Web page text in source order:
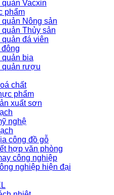
Vacxin
phẩm
Nông sản
Thủy sản
đá viên
quản bia
quản rượu
chất
phẩm
xuất sơn
nghệ
công đồ gỗ
hợp văn phòng
công nghiệp
nghiệp hiện đại